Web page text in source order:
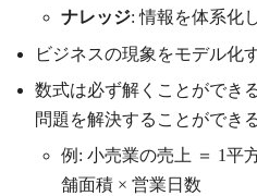
ナレッジ: 情報を体系化
ビジネスの現象をモデル化
数式は必ず解くことができ
問題を解決することができる
例: 小売業の売上 ＝ 1平
舗面積 × 営業日数